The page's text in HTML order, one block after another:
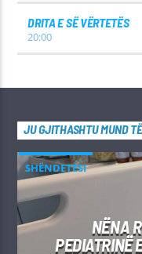
DRITA E SË VËRTETËS
20:00
JU GJITHASHTU MUND
SHËNDETËSI
NËNA
PEDIATRINË